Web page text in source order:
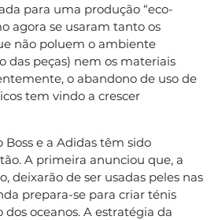
para uma produção “eco-
agora se usaram tanto os
não poluem o ambiente
das peças) nem os materiais
o abandono de uso de
tem vindo a crescer
Boss e a Adidas têm sido
A primeira anunciou que, a
deixarão de ser usadas peles nas
prepara-se para criar ténis
oceanos. A estratégia da